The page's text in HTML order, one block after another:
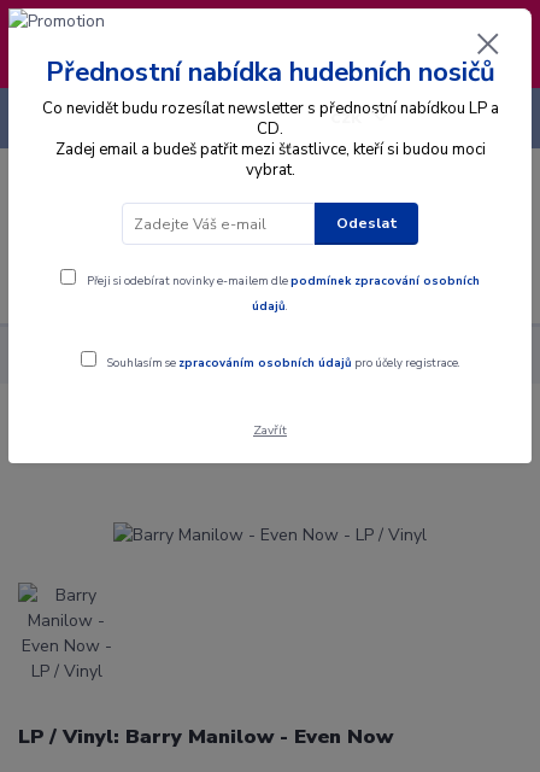
❣️ Od 4.8. do 13.8. čerpám dovolenou. Datum
expedice objednávek se posouvá na pátek
14.8.2026 🐋
Menu
CZK
+420 725 736 293
Alba Gramodesky Barry Manilow - Even Now - LP / Vinyl
Barry Manilow - Even Now - LP / Vinyl
LP / Vinyl: Barry Manilow - Even Now
Přednostní nabídka hudebních nosičů
Co nevidět budu rozesílat newsletter s přednostní nabídkou LP a
CD.
Zadej email a budeš patřit mezi šťastlivce, kteří si budou moci
vybrat.
Odeslat
Přeji si odebírat novinky e-mailem dlepodmínek zpracování osobních
údajů.
Souhlasím se zpracováním osobních údajů pro účely registrace.
Zavřít